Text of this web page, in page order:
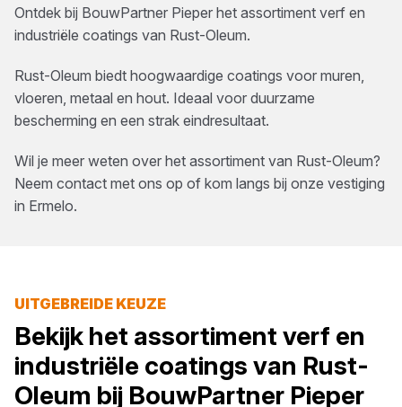
Ontdek bij BouwPartner Pieper het assortiment verf en
industriële coatings van Rust-Oleum.
Rust-Oleum biedt hoogwaardige coatings voor muren,
vloeren, metaal en hout. Ideaal voor duurzame
bescherming en een strak eindresultaat.
Wil je meer weten over het assortiment van Rust-Oleum?
Neem contact met ons op of kom langs bij onze vestiging
in Ermelo.
UITGEBREIDE KEUZE
Bekijk het assortiment verf en
industriële coatings van Rust-
Oleum bij BouwPartner Pieper